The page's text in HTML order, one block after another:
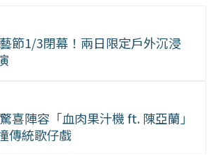
節1/3閉幕！兩日限定戶外沉浸
喜陣容「血肉果汁機 ft. 陳亞蘭」
傳統歌仔戲